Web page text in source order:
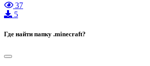
37
5
Где найти папку .minecraft?